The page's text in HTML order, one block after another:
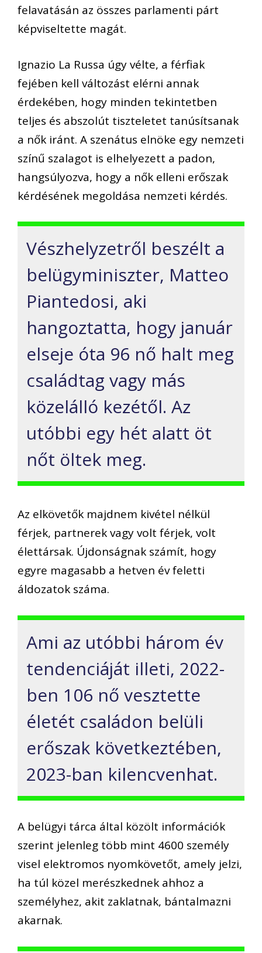
felavatásán az összes parlamenti párt
képviseltette magát.
Ignazio La Russa úgy vélte, a férfiak
fejében kell változást elérni annak
érdekében, hogy minden tekintetben
teljes és abszolút tiszteletet tanúsítsanak
a nők iránt. A szenátus elnöke egy nemzeti
színű szalagot is elhelyezett a padon,
hangsúlyozva, hogy a nők elleni erőszak
kérdésének megoldása nemzeti kérdés.
Vészhelyzetről beszélt a
belügyminiszter, Matteo
Piantedosi, aki
hangoztatta, hogy január
elseje óta 96 nő halt meg
családtag vagy más
közelálló kezétől. Az
utóbbi egy hét alatt öt
nőt öltek meg.
Az elkövetők majdnem kivétel nélkül
férjek, partnerek vagy volt férjek, volt
élettársak. Újdonságnak számít, hogy
egyre magasabb a hetven év feletti
áldozatok száma.
Ami az utóbbi három év
tendenciáját illeti, 2022-
ben 106 nő vesztette
életét családon belüli
erőszak következtében,
2023-ban kilencvenhat.
A belügyi tárca által közölt információk
szerint jelenleg több mint 4600 személy
visel elektromos nyomkövetőt, amely jelzi,
ha túl közel merészkednek ahhoz a
személyhez, akit zaklatnak, bántalmazni
akarnak.